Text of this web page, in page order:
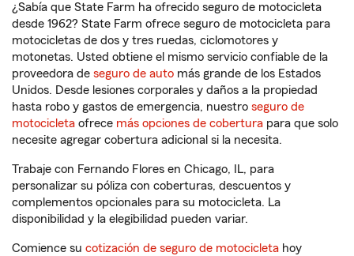
¿Sabía que State Farm ha ofrecido seguro de motocicleta
desde 1962? State Farm ofrece seguro de motocicleta para
motocicletas de dos y tres ruedas, ciclomotores y
motonetas. Usted obtiene el mismo servicio confiable de la
proveedora de seguro de auto más grande de los Estados
Unidos. Desde lesiones corporales y daños a la propiedad
hasta robo y gastos de emergencia, nuestro seguro de
motocicleta ofrece más opciones de cobertura para que solo
necesite agregar cobertura adicional si la necesita.
Trabaje con Fernando Flores en Chicago, IL, para
personalizar su póliza con coberturas, descuentos y
complementos opcionales para su motocicleta. La
disponibilidad y la elegibilidad pueden variar.
Comience su cotización de seguro de motocicleta hoy